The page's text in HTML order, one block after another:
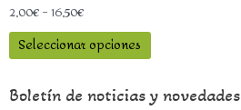
Valorado
con
0
2,00€–16,50€
Seleccionar opciones
Boletín de noticias y novedades